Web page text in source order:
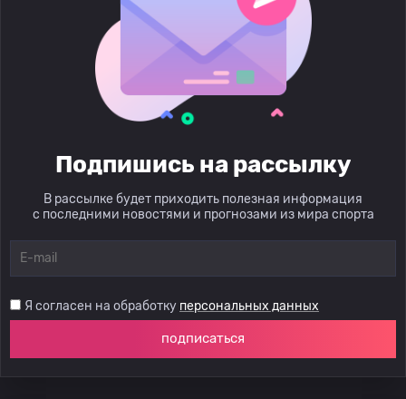
Подпишись на рассылку
В рассылке будет приходить полезная информация
с последними новостями и прогнозами из мира спорта
Я согласен на обработку персональных данных
подписаться